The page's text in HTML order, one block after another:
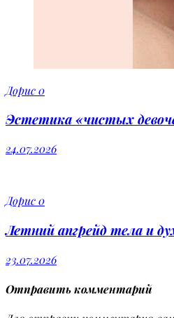
Дорис0
Эстетика «чистых
24.07.2026
Дорис0
Летний апгрейд тела и
23.07.2026
Отправить комментарий